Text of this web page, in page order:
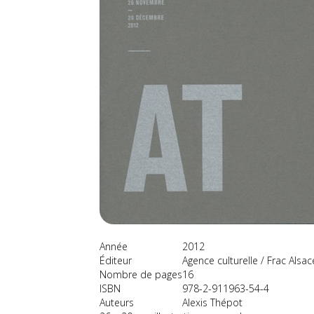
Année
2012
Éditeur
Agence culturelle / Frac
Nombre de pages16
ISBN
978-2-911963-54-4
Auteurs
Alexis Thépot